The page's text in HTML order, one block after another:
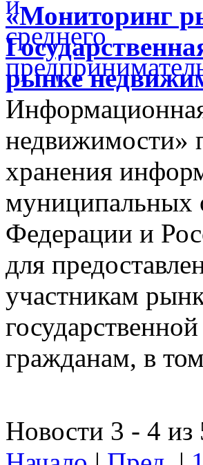
«Мониторинг
рынке
недвижимости»
хранения
муниципальных
Федерации и
для
участникам
гражданам, в
Новости 3 - 4 из